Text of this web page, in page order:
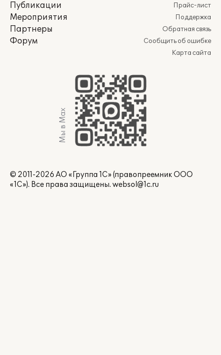
Публикации
Мероприятия
Партнеры
Форум
Прайс-лист
Поддержка
Обратная связь
Сообщить об ошибке
Карта сайта
Мы в Max
© 2011-2026 АО «Группа 1С» (правопреемник ООО
«1С»). Все права защищены. websol@1c.ru